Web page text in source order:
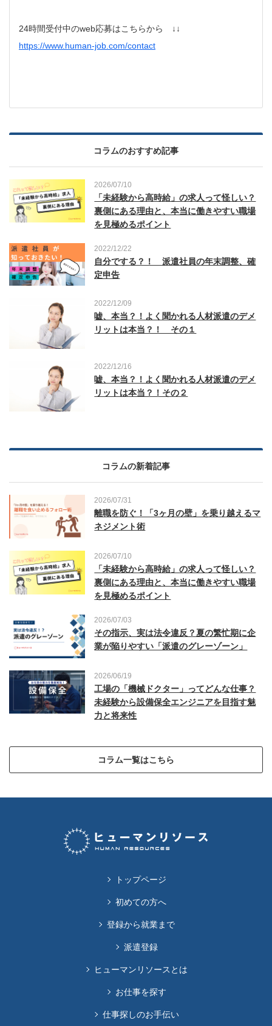
24時間受付中のweb応募はこちらから ↓↓
https://www.human-job.com/contact
コラムのおすすめ記事
2026/07/10
「未経験から高時給」の求人って怪しい？
裏側にある理由と、本当に働きやすい職場
を見極めるポイント
2022/12/22
自分でする？！ 派遣社員の年末調整、確
定申告
2022/12/09
嘘、本当？！よく聞かれる人材派遣のデメ
リットは本当？！ その１
2022/12/16
嘘、本当？！よく聞かれる人材派遣のデメ
リットは本当？！その２
コラムの新着記事
2026/07/31
離職を防ぐ！「3ヶ月の壁」を乗り越えるマ
ネジメント術
2026/07/10
「未経験から高時給」の求人って怪しい？
裏側にある理由と、本当に働きやすい職場
を見極めるポイント
2026/07/03
その指示、実は法令違反？夏の繁忙期に企
業が陥りやすい「派遣のグレーゾーン」
2026/06/19
工場の「機械ドクター」ってどんな仕事？
未経験から設備保全エンジニアを目指す魅
力と将来性
コラム一覧はこちら
トップページ
初めての方へ
登録から就業まで
派遣登録
ヒューマンリソースとは
お仕事を探す
仕事探しのお手伝い